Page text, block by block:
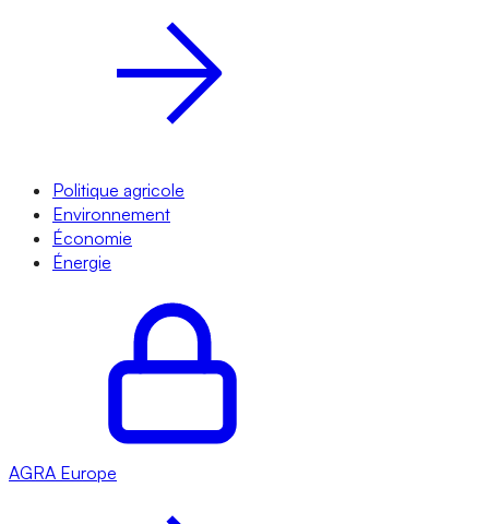
Politique agricole
Environnement
Économie
Énergie
AGRA Europe